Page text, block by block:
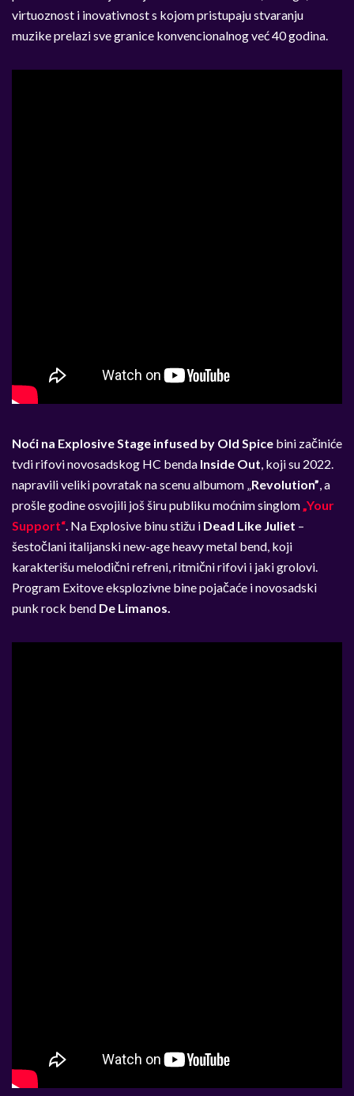
virtuoznost i inovativnost s kojom pristupaju stvaranju
muzike prelazi sve granice konvencionalnog već 40 godina.
Noći na Explosive Stage infused by Old Spice bini začiniće
tvdi rifovi novosadskog HC benda Inside Out, koji su 2022.
napravili veliki povratak na scenu albumom „Revolution”, a
prošle godine osvojili još širu publiku moćnim singlom„Your
Support“. Na Explosive binu stižu i Dead Like Juliet –
šestočlani italijanski new-age heavy metal bend, koji
karakterišu melodični refreni, ritmični rifovi i jaki grolovi.
Program Exitove eksplozivne bine pojačaće i novosadski
punk rock bend De Limanos.